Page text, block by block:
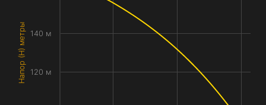
Напор (H) метры 120 м
140 м